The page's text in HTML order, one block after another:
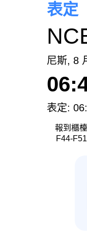
表定
尼斯, 8
表定:
報到櫃檯
F44-F51